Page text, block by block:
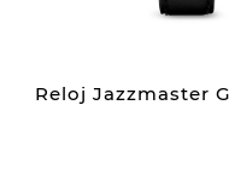
Reloj Jazzmaster